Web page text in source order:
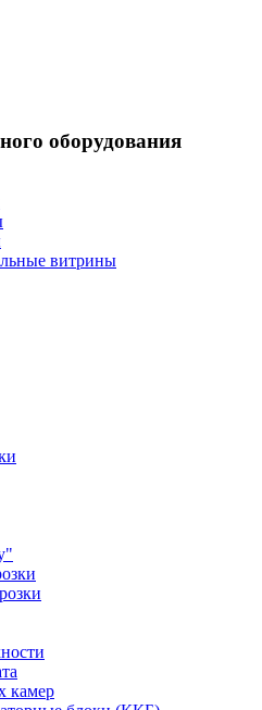
оборудования
витрины
камер